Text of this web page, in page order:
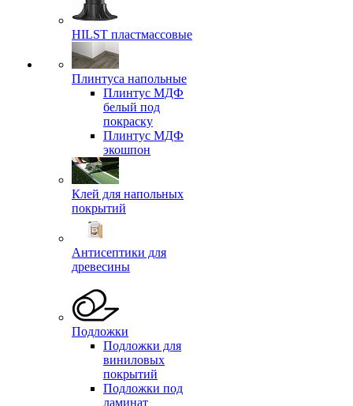
HILST пластмассовые
Плинтуса напольные
Плинтус МДФ
белый под
покраску
Плинтус МДФ
экошпон
Клей для напольных
покрытий
Антисептики для
древесины
Подложки
Подложки для
виниловых
покрытий
Подложки под
ламинат